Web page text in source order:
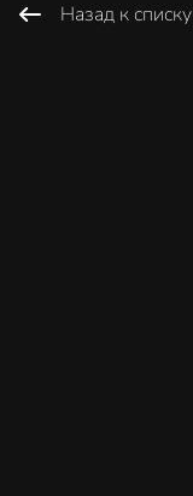
Назад к списку